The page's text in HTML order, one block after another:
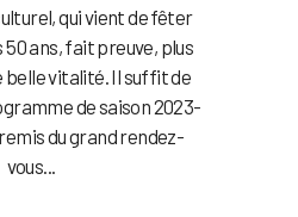
qui vient de fêter
ans, fait preuve, plus
belle vitalité. Il suffit de
de saison 2023-
du grand rendez-
vous...